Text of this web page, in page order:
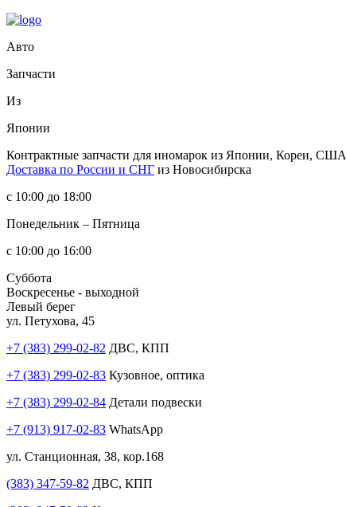
Авто
Запчасти
Из
Японии
Контрактные запчасти для иномарок из Японии, Кореи, США
Доставка по России и СНГ из Новосибирска
с 10:00 до 18:00
Понедельник – Пятница
с 10:00 до 16:00
Суббота
Воскресенье - выходной
Левый берег
ул. Петухова, 45
+7 (383) 299-02-82 ДВС, КПП
+7 (383) 299-02-83 Кузовное, оптика
+7 (383) 299-02-84 Детали подвески
+7 (913) 917-02-83 WhatsApp
ул. Станционная, 38, кор.168
(383) 347-59-82 ДВС, КПП